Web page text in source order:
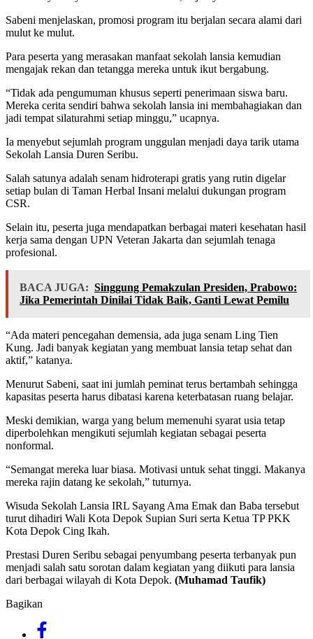
Sabeni menjelaskan, promosi program itu berjalan secara alami dari
mulut ke mulut.
Para peserta yang merasakan manfaat sekolah lansia kemudian
mengajak rekan dan tetangga mereka untuk ikut bergabung.
“Tidak ada pengumuman khusus seperti penerimaan siswa baru.
Mereka cerita sendiri bahwa sekolah lansia ini membahagiakan dan
jadi tempat silaturahmi setiap minggu,” ucapnya.
Ia menyebut sejumlah program unggulan menjadi daya tarik utama
Sekolah Lansia Duren Seribu.
Salah satunya adalah senam hidroterapi gratis yang rutin digelar
setiap bulan di Taman Herbal Insani melalui dukungan program
CSR.
Selain itu, peserta juga mendapatkan berbagai materi kesehatan hasil
kerja sama dengan UPN Veteran Jakarta dan sejumlah tenaga
profesional.
BACA JUGA: Singgung Pemakzulan Presiden, Prabowo:
Jika Pemerintah Dinilai Tidak Baik, Ganti Lewat Pemilu
“Ada materi pencegahan demensia, ada juga senam Ling Tien
Kung. Jadi banyak kegiatan yang membuat lansia tetap sehat dan
aktif,” katanya.
Menurut Sabeni, saat ini jumlah peminat terus bertambah sehingga
kapasitas peserta harus dibatasi karena keterbatasan ruang belajar.
Meski demikian, warga yang belum memenuhi syarat usia tetap
diperbolehkan mengikuti sejumlah kegiatan sebagai peserta
nonformal.
“Semangat mereka luar biasa. Motivasi untuk sehat tinggi. Makanya
mereka rajin datang ke sekolah,” tuturnya.
Wisuda Sekolah Lansia IRL Sayang Ama Emak dan Baba tersebut
turut dihadiri Wali Kota Depok Supian Suri serta Ketua TP PKK
Kota Depok Cing Ikah.
Prestasi Duren Seribu sebagai penyumbang peserta terbanyak pun
menjadi salah satu sorotan dalam kegiatan yang diikuti para lansia
dari berbagai wilayah di Kota Depok. (Muhamad Taufik)
Bagikan